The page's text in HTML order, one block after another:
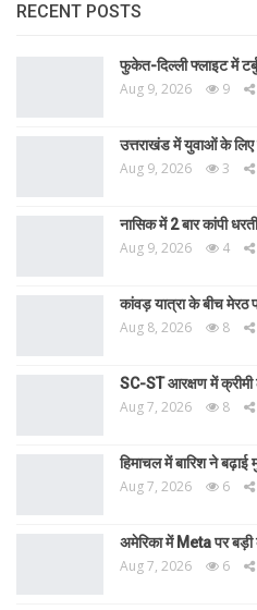
RECENT POSTS
फुकेत-दिल्ली फ्लाइट में
Aug 9, 2026 9
उत्तराखंड में युवाओं के लिए
Aug 9, 2026 3
नासिक में 2 बार कांपी
Aug 9, 2026 4
कांवड़ यात्रा के बीच मेरठ
Aug 8, 2026 8
SC-ST आरक्षण में
Aug 7, 2026 8
हिमाचल में बारिश ने
Aug 7, 2026 6
अमेरिका में Meta पर बड़ी
Aug 7, 2026 6